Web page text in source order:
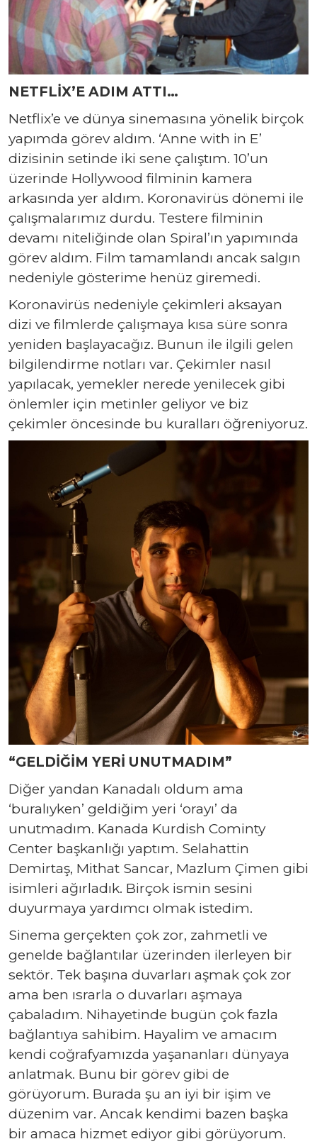
NETFLİX’E ADIM ATTI…
Netflix’e ve dünya sinemasına yönelik birçok
yapımda görev aldım. ‘Anne with in E’
dizisinin setinde iki sene çalıştım. 10’un
üzerinde Hollywood filminin kamera
arkasında yer aldım. Koronavirüs dönemi ile
çalışmalarımız durdu. Testere filminin
devamı niteliğinde olan Spiral’ın yapımında
görev aldım. Film tamamlandı ancak salgın
nedeniyle gösterime henüz giremedi.
Koronavirüs nedeniyle çekimleri aksayan
dizi ve filmlerde çalışmaya kısa süre sonra
yeniden başlayacağız. Bunun ile ilgili gelen
bilgilendirme notları var. Çekimler nasıl
yapılacak, yemekler nerede yenilecek gibi
önlemler için metinler geliyor ve biz
çekimler öncesinde bu kuralları öğreniyoruz.
“GELDİĞİM YERİ UNUTMADIM”
Diğer yandan Kanadalı oldum ama
‘buralıyken’ geldiğim yeri ‘orayı’ da
unutmadım. Kanada Kurdish Cominty
Center başkanlığı yaptım. Selahattin
Demirtaş, Mithat Sancar, Mazlum Çimen gibi
isimleri ağırladık. Birçok ismin sesini
duyurmaya yardımcı olmak istedim.
Sinema gerçekten çok zor, zahmetli ve
genelde bağlantılar üzerinden ilerleyen bir
sektör. Tek başına duvarları aşmak çok zor
ama ben ısrarla o duvarları aşmaya
çabaladım. Nihayetinde bugün çok fazla
bağlantıya sahibim. Hayalim ve amacım
kendi coğrafyamızda yaşananları dünyaya
anlatmak. Bunu bir görev gibi de
görüyorum. Burada şu an iyi bir işim ve
düzenim var. Ancak kendimi bazen başka
bir amaca hizmet ediyor gibi görüyorum.